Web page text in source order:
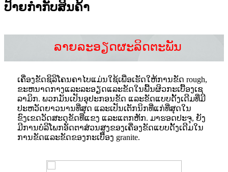
ປ້າຍກຳກັບສິນຄ້າ
ລາຍ​ລະ​ອຽດ​ຜະ​ລິດ​ຕະ​ພັນ​
ເຄື່ອງຂັດຊິລິໂຄນຄາໄບແມ່ນໃຊ້ເພື່ອເຮັດໃຫ້ການຂັດ rough,
ຂະຫນາດກາງແລະລະອຽດແລະຂັດໃນພື້ນຜິວກະເບື້ອງເຊ
ລາມິກ. ພວກມັນເປັນອຸປະກອນຂັດ ແລະຂັດແບບດັ້ງເດີມທີ່ມີ
ປະຫວັດຍາວນານທີ່ສຸດ ແລະເປັນເຕັກນິກທີ່ແກ່ທີ່ສຸດໃນ
ຂົງເຂດວັດສະດຸຂັດທີ່ແຂງ ແລະແຕກຫັກ. ມາຮອດປະຈຸ, ຍັງ
ມີການບໍລິໂພກອັດຕາສ່ວນສູງຂອງເຄື່ອງຂັດແບບດັ້ງເດີມໃນ
ການຂັດແລະຂັດຂອງກະເບື້ອງ granite.